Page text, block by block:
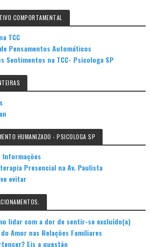
COMPORTAMENTAL
TCC
Pensamentos Automáticos
Sentimentos na TCC- Psicologa SP
HUMANIZADO - PSICOLOGA SP
Informações
Presencial na Av. Paulista
evitar
lidar com a dor de sentir-se excluído(a)
Amor nas Relações Familiares
Eis a questão